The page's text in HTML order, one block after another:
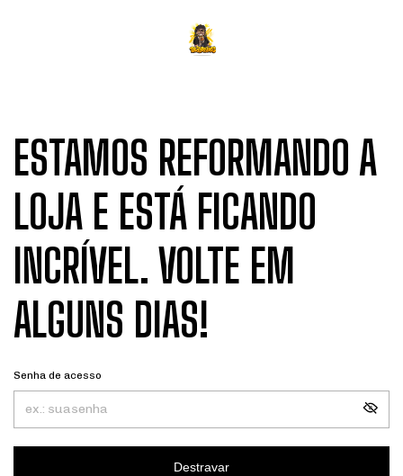
ESTAMOS REFORMANDO A
LOJA E ESTÁ FICANDO
INCRÍVEL. VOLTE EM
ALGUNS DIAS!
Senha de acesso
Destravar